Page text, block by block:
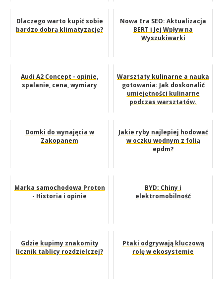
Dlaczego warto kupić sobie
bardzo dobrą klimatyzację?
Nowa Era SEO: Aktualizacja
BERT i Jej Wpływ na
Wyszukiwarki
Audi A2 Concept - opinie,
spalanie, cena, wymiary
Warsztaty kulinarne a nauka
gotowania: Jak doskonalić
umiejętności kulinarne
podczas warsztatów.
Domki do wynajęcia w
Zakopanem
Jakie ryby najlepiej hodować
w oczku wodnym z folią
epdm?
Marka samochodowa Proton
- Historia i opinie
BYD: Chiny i
elektromobilność
Gdzie kupimy znakomity
licznik tablicy rozdzielczej?
Ptaki odgrywają kluczową
rolę w ekosystemie